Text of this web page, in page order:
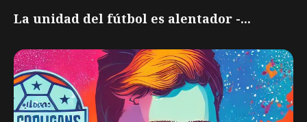
La unidad del fútbol es alentador -...